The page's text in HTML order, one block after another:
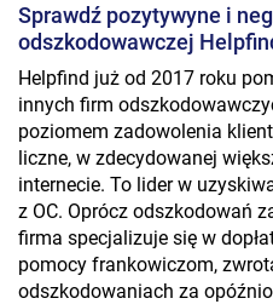
Sprawdź pozytywyne i
odszkodowawczej
Helpfind już od 2017 roku
innych firm
poziomem zadowolenia
liczne, w zdecydowanej
internecie. To lider w
z OC. Oprócz odszkodowań
firma specjalizuje się w
pomocy frankowiczom,
odszkodowaniach za